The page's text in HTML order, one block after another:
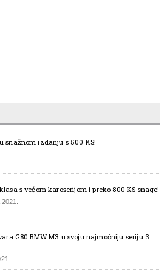
snažnom izdanju s 500 KS!
s većom karoserijom i preko 800 KS snage!
G80 BMW M3 u svoju najmoćniju seriju 3